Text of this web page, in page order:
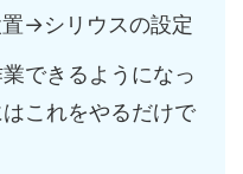
→シリウスの設定
できるようになっ
これをやるだけで